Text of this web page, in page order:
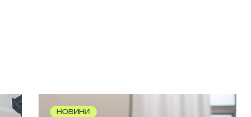
НОВИНИ